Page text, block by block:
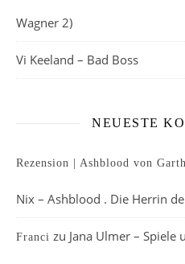
Wagner 2)
Vi Keeland – Bad Boss
NEUESTE
Rezension | Ashblood von
Nix – Ashblood . Die Herrin
Franci zu Jana Ulmer – Spiele